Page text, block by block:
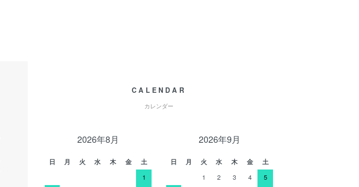
CALENDAR
カレンダー
2026年8月
日 月 火 水 木 金
土
1
2026年9月
日 月 火 水 木 金
土
1
2 3 4
5